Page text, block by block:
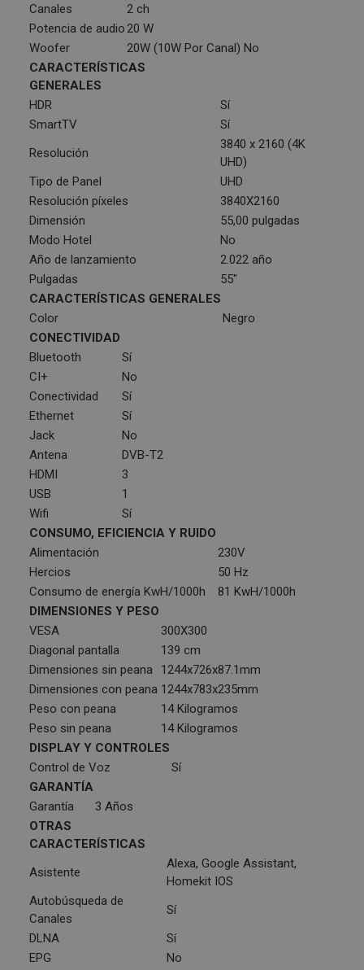
Canales
2 ch
Potencia de audio20 W
Woofer
20W (10W Por Canal) No
CARACTERÍSTICAS
GENERALES
HDR
Sí
SmartTV
Sí
Resolución
3840 x 2160 (4K
UHD)
Tipo de Panel
UHD
Resolución píxeles
3840X2160
Dimensión
55,00 pulgadas
Modo Hotel
No
Año de lanzamiento
2.022 año
Pulgadas
55"
CARACTERÍSTICAS GENERALES
Color
Negro
CONECTIVIDAD
Bluetooth
Sí
CI+
No
Conectividad
Sí
Ethernet
Sí
Jack
No
Antena
DVB-T2
HDMI
3
USB
1
Wifi
Sí
CONSUMO, EFICIENCIA Y RUIDO
Alimentación
230V
Hercios
50 Hz
Consumo de energía KwH/1000h
81 KwH/1000h
DIMENSIONES Y PESO
VESA
300X300
Diagonal pantalla
139 cm
Dimensiones sin peana
1244x726x87.1mm
Dimensiones con peana 1244x783x235mm
Peso con peana
14 Kilogramos
Peso sin peana
14 Kilogramos
DISPLAY Y CONTROLES
Control de Voz
Sí
GARANTÍA
Garantía
3 Años
OTRAS
CARACTERÍSTICAS
Asistente
Alexa, Google Assistant,
Homekit IOS
Autobúsqueda de
Canales
Sí
DLNA
Sí
EPG
No